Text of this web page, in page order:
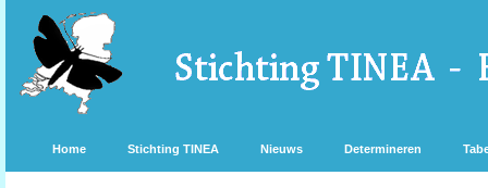
Home Stichting TINEA Nieuws Determineren